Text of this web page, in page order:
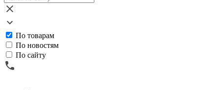
По товарам
По новостям
По сайту